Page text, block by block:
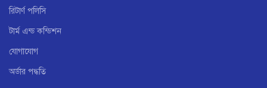
রিটার্ণ পলিসি
টার্ম এন্ড কন্ডিশন
যোগাযোগ
অর্ডার পদ্ধতি